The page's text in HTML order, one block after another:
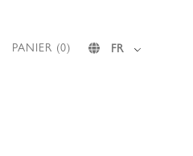
PANIER (0) FR